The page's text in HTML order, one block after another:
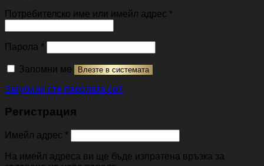
Потребителско име или имейл адрес *Задължително
Парола *Задължително
Запомни ме Влезте в системата
Загубили сте паролата си?
Регистрация
Имейл адрес *Задължително
На имейл адреса ви ще бъде изпратена връзка за